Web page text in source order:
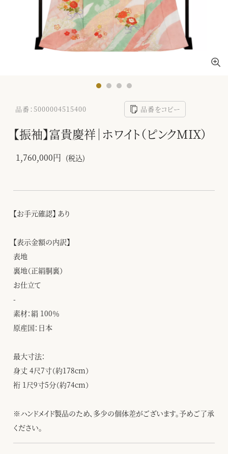
品番：5000004515400 品番をコピー
【振袖】富貴慶祥｜ホワイト（ピンクMIX）
1,760,000円 (税込)
【お手元確認】 あり
【表示金額の内訳】
表地
裏地（正絹胴裏）
お仕立て
-
素材：絹 100％
原産国：日本
最大寸法：
身丈 4尺7寸（約178cm）
裄 1尺9寸5分（約74cm）
※ハンドメイド製品のため、多少の個体差がございます。予めご了承
ください。